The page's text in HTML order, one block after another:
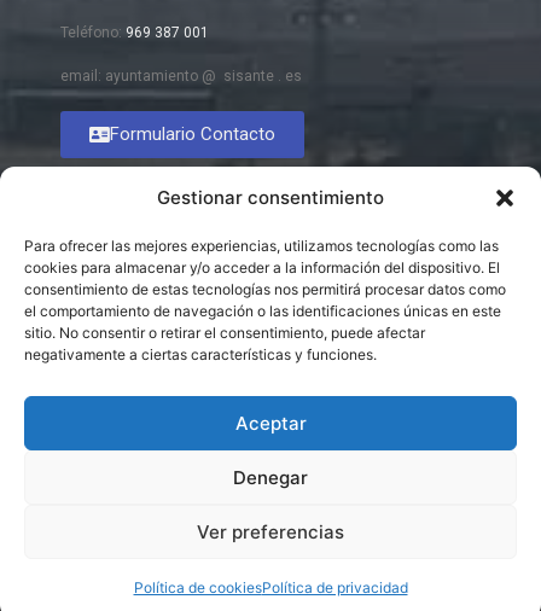
Gestionar consentimiento
Para ofrecer las mejores experiencias, utilizamos tecnologías como las
cookies para almacenar y/o acceder a la información del dispositivo. El
consentimiento de estas tecnologías nos permitirá procesar datos como
el comportamiento de navegación o las identificaciones únicas en este
sitio. No consentir o retirar el consentimiento, puede afectar
negativamente a ciertas características y funciones.
Aceptar
Denegar
Ver preferencias
Política de cookiesPolítica de privacidad
Teléfono: 969 387 001
email: ayuntamiento @ sisante . es
Formulario Contacto
© 2026 Excmo. Ayuntamiento de Sisante